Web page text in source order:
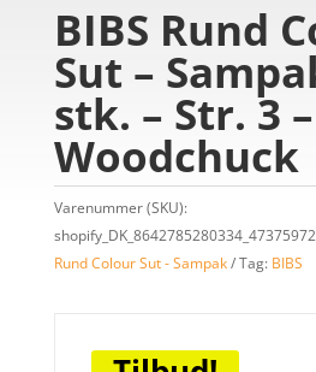
BIBS Rund
Sut –
stk. – Str. 3 –
Woodchuck
Varenummer (SKU):
Rund Colour Sut - Sampak
Tag: BIBS